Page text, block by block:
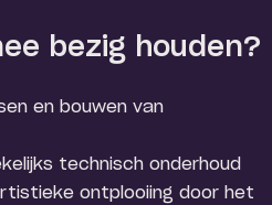
bezig houden?
en bouwen van
technisch onderhoud
ontplooiing door het